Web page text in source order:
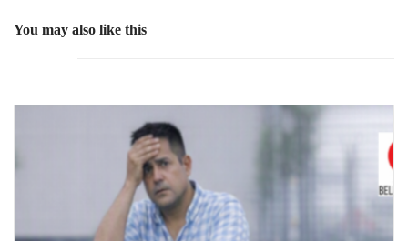
You may also like this